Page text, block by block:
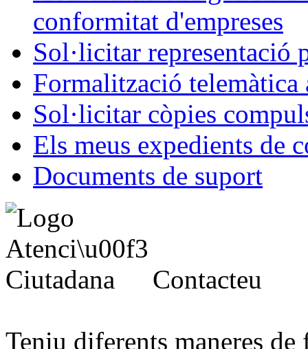
conformitat d'empreses
Sol·licitar representació
Formalització telemàtica
Sol·licitar còpies
Els meus expedients de
Documents de suport
Contacteu
Teniu diferents maneres de